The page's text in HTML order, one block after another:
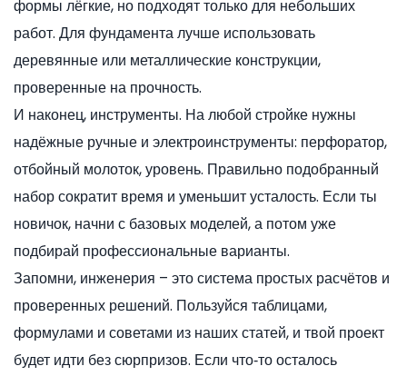
формы лёгкие, но подходят только для небольших
работ. Для фундамента лучше использовать
деревянные или металлические конструкции,
проверенные на прочность.
И наконец, инструменты. На любой стройке нужны
надёжные ручные и электроинструменты: перфоратор,
отбойный молоток, уровень. Правильно подобранный
набор сократит время и уменьшит усталость. Если ты
новичок, начни с базовых моделей, а потом уже
подбирай профессиональные варианты.
Запомни, инженерия – это система простых расчётов и
проверенных решений. Пользуйся таблицами,
формулами и советами из наших статей, и твой проект
будет идти без сюрпризов. Если что‑то осталось